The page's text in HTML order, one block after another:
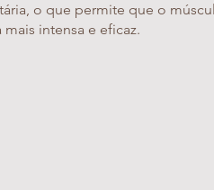
o que permite que o
mais intensa e eficaz.